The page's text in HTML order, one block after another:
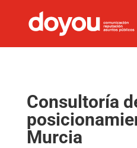
Consultoría
Murcia